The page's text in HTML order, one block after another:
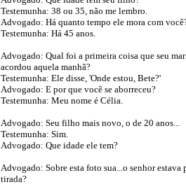
Testemunha: 38 ou 35, não me lembro.
Advogado: Há quanto tempo ele mora com
Testemunha: Há 45 anos.
Advogado: Qual foi a primeira coisa que seu
acordou aquela manhã?
Testemunha: Ele disse, 'Onde estou, Bete?'
Advogado: E por que você se aborreceu?
Testemunha: Meu nome é Célia.
Advogado: Seu filho mais novo, o de 20 anos...
Testemunha: Sim.
Advogado: Que idade ele tem?
Advogado: Sobre esta foto sua...o senhor estava
tirada?